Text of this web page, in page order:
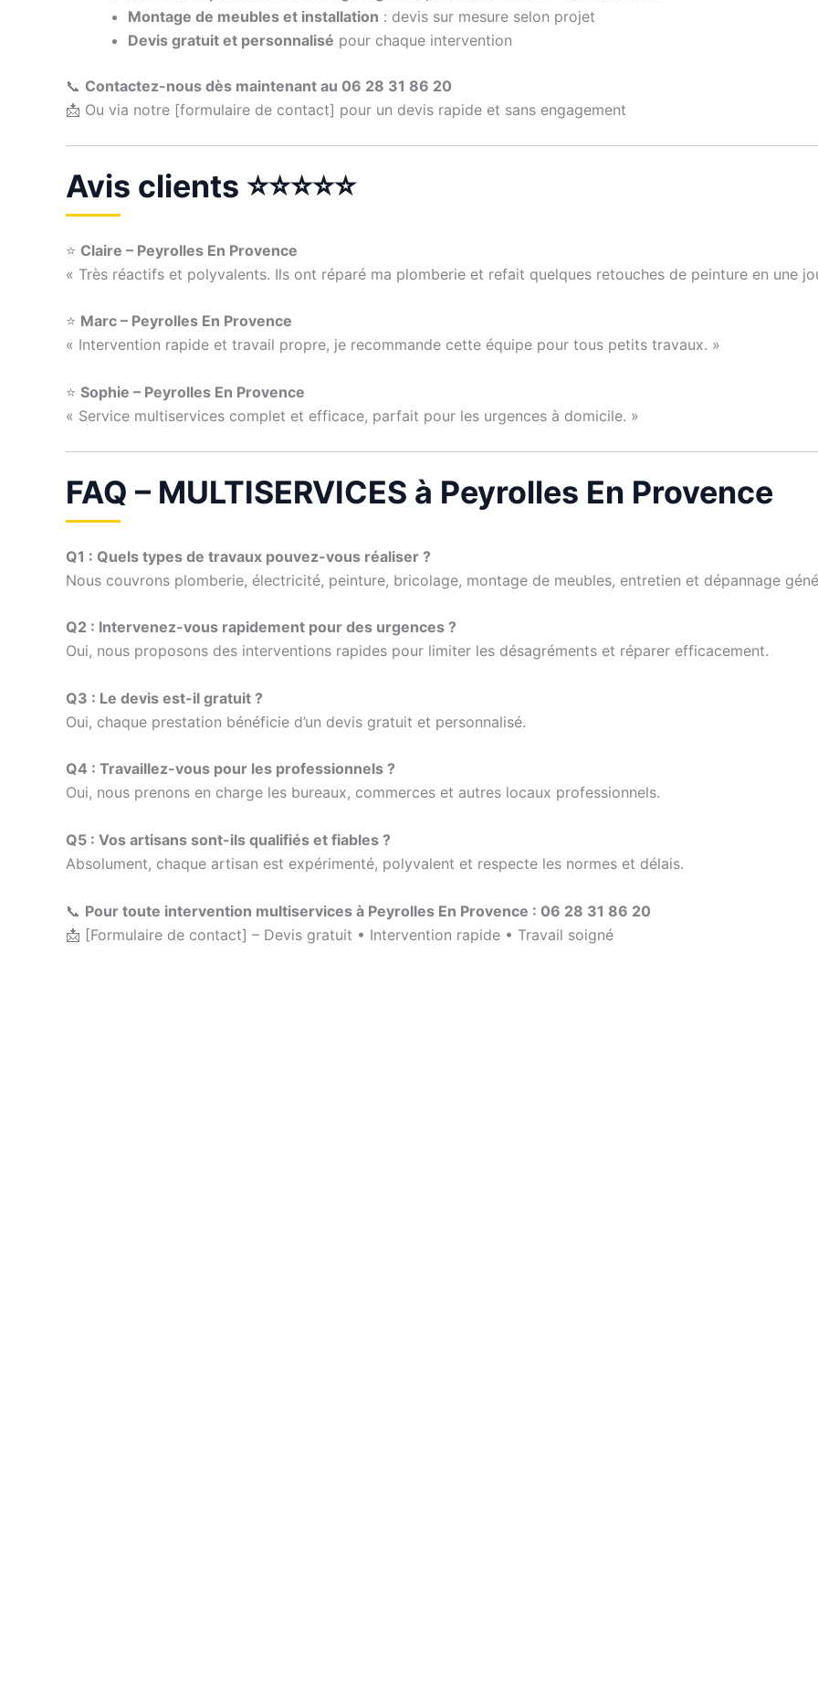
Montage de meubles et installation : devis sur mesure selon projet
Devis gratuit et personnalisé pour chaque intervention
📞 Contactez-nous dès maintenant au 06 28 31 86 20
📩 Ou via notre [formulaire de contact] pour un devis rapide et sans engagement
Avis clients ⭐⭐⭐⭐⭐
⭐ Claire – Peyrolles En Provence
« Très réactifs et polyvalents. Ils ont réparé ma plomberie et refait quelques retouches de peinture en une
⭐ Marc – Peyrolles En Provence
« Intervention rapide et travail propre, je recommande cette équipe pour tous petits travaux. »
⭐ Sophie – Peyrolles En Provence
« Service multiservices complet et efficace, parfait pour les urgences à domicile. »
FAQ – MULTISERVICES à Peyrolles En Provence
Q1 : Quels types de travaux pouvez-vous réaliser ?
Nous couvrons plomberie, électricité, peinture, bricolage, montage de meubles, entretien et dépannage
Q2 : Intervenez-vous rapidement pour des urgences ?
Oui, nous proposons des interventions rapides pour limiter les désagréments et réparer efficacement.
Q3 : Le devis est-il gratuit ?
Oui, chaque prestation bénéficie d’un devis gratuit et personnalisé.
Q4 : Travaillez-vous pour les professionnels ?
Oui, nous prenons en charge les bureaux, commerces et autres locaux professionnels.
Q5 : Vos artisans sont-ils qualifiés et fiables ?
Absolument, chaque artisan est expérimenté, polyvalent et respecte les normes et délais.
📞 Pour toute intervention multiservices à Peyrolles En Provence : 06 28 31 86 20
📩 [Formulaire de contact] – Devis gratuit • Intervention rapide • Travail soigné